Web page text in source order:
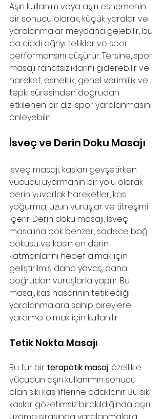
Aşırı kullanım veya aşırı esnemenin
bir sonucu olarak, küçük yaralar ve
yaralanmalar meydana gelebilir, bu
da ciddi ağrıyı tetikler ve spor
performansını düşürür. Tersine, spor
masajı rahatsızlıklarını giderebilir ve
hareket, esneklik, genel verimlilik ve
tepki süresinden doğrudan
etkilenen bir dizi spor yaralanmasını
önleyebilir.
İsveç ve Derin Doku Masajı
İsveç masajı, kasları gevşetirken
vücudu uyarmanın bir yolu olarak
derin yuvarlak hareketler, kas
yoğurma, uzun vuruşlar ve titreşimi
içerir. Derin doku masajı, İsveç
masajına çok benzer, sadece bağ
dokusu ve kasın en derin
katmanlarını hedef almak için
geliştirilmiş daha yavaş, daha
doğrudan vuruşlarla yapılır. Bu
masaj, kas hasarının tetiklediği
yaralanmalara sahip bireylere
yardımcı olmak için kullanılır.
Tetik Nokta Masajı
Bu tür bir terapötik masaj, özellikle
vücudun aşırı kullanımın sonucu
olan sıkı kas liflerine odaklanır. Bu sıkı
kaslar gözetimsiz bırakıldığında aşırı